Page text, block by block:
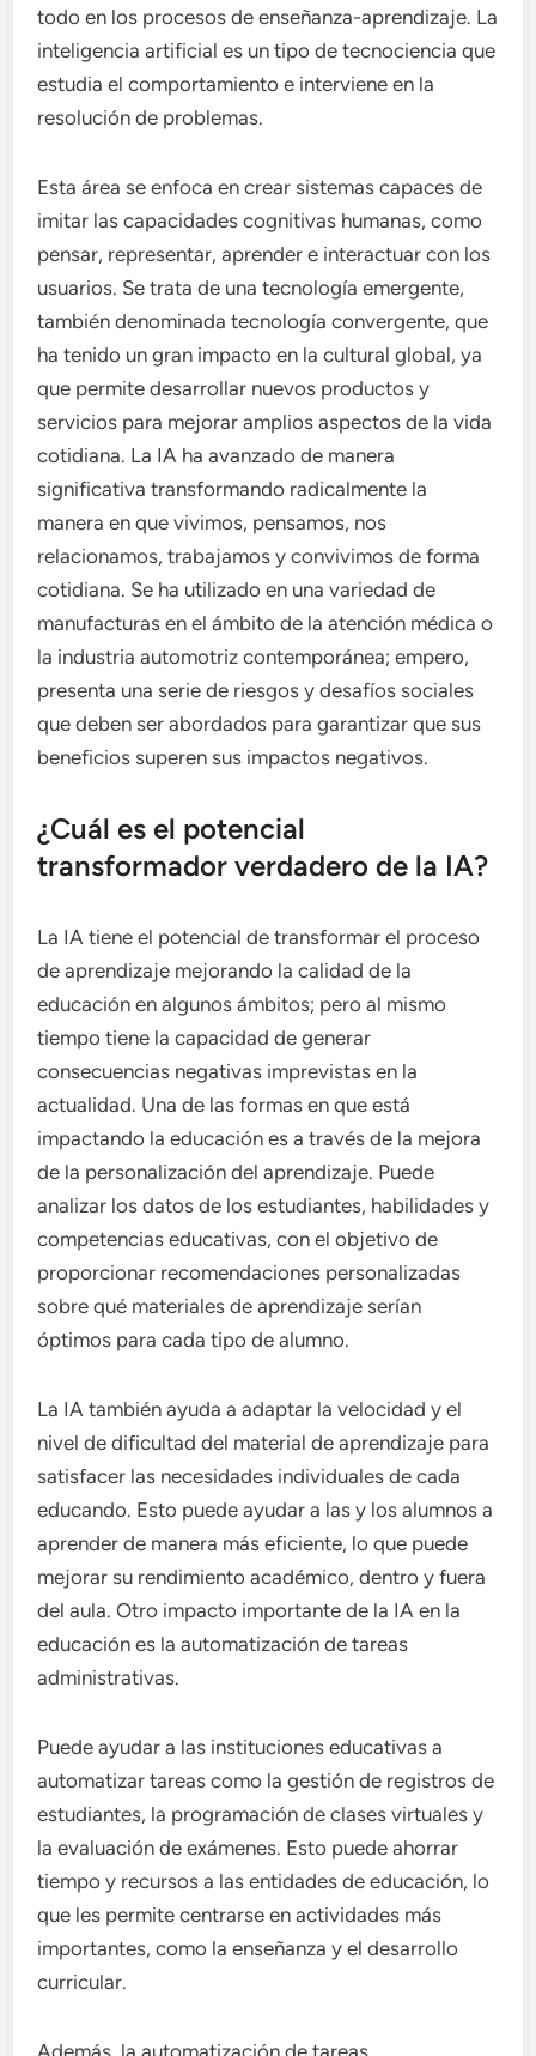
todo en los procesos de enseñanza-aprendizaje. La
inteligencia artificial es un tipo de tecnociencia que
estudia el comportamiento e interviene en la
resolución de problemas.
Esta área se enfoca en crear sistemas capaces de
imitar las capacidades cognitivas humanas, como
pensar, representar, aprender e interactuar con los
usuarios. Se trata de una tecnología emergente,
también denominada tecnología convergente, que
ha tenido un gran impacto en la cultural global, ya
que permite desarrollar nuevos productos y
servicios para mejorar amplios aspectos de la vida
cotidiana. La IA ha avanzado de manera
significativa transformando radicalmente la
manera en que vivimos, pensamos, nos
relacionamos, trabajamos y convivimos de forma
cotidiana. Se ha utilizado en una variedad de
manufacturas en el ámbito de la atención médica o
la industria automotriz contemporánea; empero,
presenta una serie de riesgos y desafíos sociales
que deben ser abordados para garantizar que sus
beneficios superen sus impactos negativos.
¿Cuál es el potencial
transformador verdadero de la IA?
La IA tiene el potencial de transformar el proceso
de aprendizaje mejorando la calidad de la
educación en algunos ámbitos; pero al mismo
tiempo tiene la capacidad de generar
consecuencias negativas imprevistas en la
actualidad. Una de las formas en que está
impactando la educación es a través de la mejora
de la personalización del aprendizaje. Puede
analizar los datos de los estudiantes, habilidades y
competencias educativas, con el objetivo de
proporcionar recomendaciones personalizadas
sobre qué materiales de aprendizaje serían
óptimos para cada tipo de alumno.
La IA también ayuda a adaptar la velocidad y el
nivel de dificultad del material de aprendizaje para
satisfacer las necesidades individuales de cada
educando. Esto puede ayudar a las y los alumnos a
aprender de manera más eficiente, lo que puede
mejorar su rendimiento académico, dentro y fuera
del aula. Otro impacto importante de la IA en la
educación es la automatización de tareas
administrativas.
Puede ayudar a las instituciones educativas a
automatizar tareas como la gestión de registros de
estudiantes, la programación de clases virtuales y
la evaluación de exámenes. Esto puede ahorrar
tiempo y recursos a las entidades de educación, lo
que les permite centrarse en actividades más
importantes, como la enseñanza y el desarrollo
curricular.
Además, la automatización de tareas